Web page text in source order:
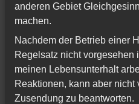
anderen Gebiet
machen.
Nachdem der Betrieb einer
Regelsatz nicht vorgesehen
meinen Lebensunterhalt
Reaktionen, kann aber nicht
Zusendung zu beantworten.